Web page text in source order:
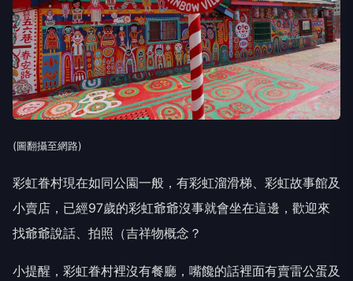
(圖翻攝至網路)
彩虹眷村現在如同公園一般，有彩虹溜滑梯、彩虹故事館及
小賣店，已經97歲的彩虹爺爺沒事就會坐在這邊，歡迎來
找爺爺說話、拍照（吉祥物概念？
小提醒，彩虹眷村裡沒有餐廳，嘴饞的話裡面有賣雷公蛋及